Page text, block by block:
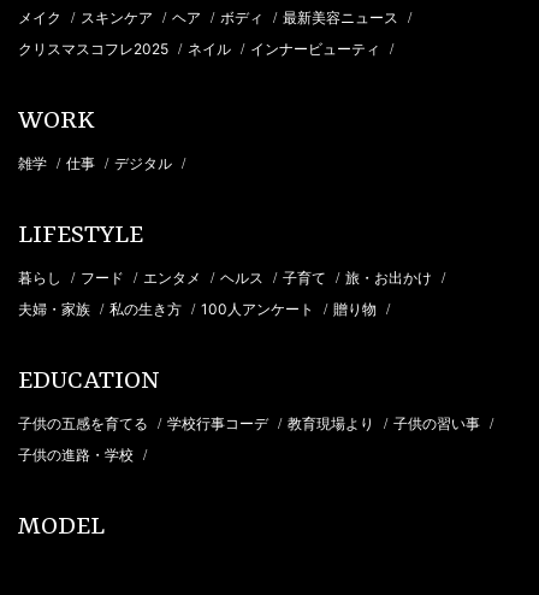
メイク / スキンケア / ヘア / ボディ / 最新美容ニュース /
クリスマスコフレ2025 / ネイル / インナービューティ /
WORK
雑学 / 仕事 / デジタル /
LIFESTYLE
暮らし / フード / エンタメ / ヘルス / 子育て / 旅・お出かけ /
夫婦・家族 / 私の生き方 / 100人アンケート / 贈り物 /
EDUCATION
子供の五感を育てる / 学校行事コーデ / 教育現場より / 子供の習い事 /
子供の進路・学校 /
MODEL